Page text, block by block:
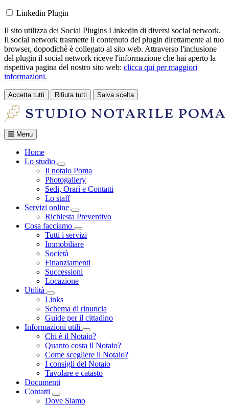
Linkedin Plugin
Il sito utilizza dei Social Plugins Linkedin di diversi social network.
Il social network trasmette il contenuto del plugin direttamente al tuo
browser, dopodichè è collegato al sito web. Attraverso l'inclusione
del plugin il social network riceve l'informazione che hai aperto la
rispettiva pagina del nostro sito web: clicca qui per maggiori
informazioni.
Accetta tutti Rifiuta tutti Salva scelta
Loading...
Menu
Home
Lo studio
Toggle Dropdown
Il notaio Poma
Photogallery
Sedi, Orari e Contatti
Lo staff
Servizi online
Toggle Dropdown
Richiesta Preventivo
Cosa facciamo
Toggle Dropdown
Tutti i servizi
Immobiliare
Società
Finanziamenti
Successioni
Locazione
Utilità
Toggle Dropdown
Links
Schema di rinuncia
Guide per il cittadino
Informazioni utili
Toggle Dropdown
Chi è il Notaio?
Quanto costa il Notaio?
Come scegliere il Notaio?
I consigli del Notaio
Tavolare e catasto
Documenti
Contatti
Toggle Dropdown
Dove Siamo